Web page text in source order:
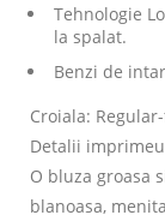
Tehnologie
la spalat.
Benzi de
Croiala:
Detalii
O bluza groasa
blanoasa,